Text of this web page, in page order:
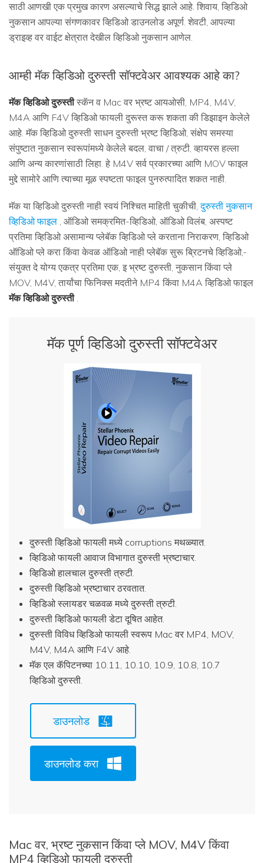
साठी आणखी एक प्रमुख कारण असल्याचे सिद्ध झाले आहे. शिवाय, व्हिडिओ
नुकसान आपल्या संगणकावर व्हिडिओ डाउनलोड अपूर्ण. शेवटी, आपल्या
ड्राइव्ह वर वाईट क्षेत्रात देखील व्हिडिओ नुकसान आणेल.
आम्ही मॅक व्हिडिओ दुरुस्ती सॉफ्टवेअर आवश्यक आहे का?
मॅक व्हिडिओ दुरुस्तीस्कॅन व Mac वर भ्रष्ट आयओसी, MP4, M4V,
M4A आणि F4V व्हिडिओ फायली दुरूस्त करू शकता की डिझाइन केलेले
आहे. मॅक व्हिडिओ दुरुस्ती साधन दुरुस्ती भ्रष्ट व्हिडिओ, संक्षेप समस्या
संपुष्टात नुकसान स्वरूपांमध्ये केलेले बदल, वाचा / त्रुटी, व्हायरस हल्ला
आणि अन्य कारणांसाठी लिहा. हे M4V सर्व प्रकारच्या आणि MOV फाइल
मुद्दे सामोरे आणि त्याच्या मूळ स्पष्टता फाइल पुनरुत्पादित शकत नाही.
मॅक या व्हिडिओ दुरुस्ती नाही स्वयं निश्चित माहिती चुकीची,दुरुस्ती नुकसान
व्हिडिओ फाइल , ऑडिओ समक्रमित-व्हिडिओ, ऑडिओ विलंब, अस्पष्ट
प्रतिमा व्हिडिओ असामान्य प्लेबॅक व्हिडिओ प्ले करताना निराकरण, व्हिडिओ
ऑडिओ प्ले करा किंवा केवळ ऑडिओ नाही प्लेबॅक सुरू ब्रिटनचे व्हिडिओ,-
संयुक्त दे योग्य एकत्र प्रतिमा एक, इ भ्रष्ट दुरुस्ती, नुकसान किंवा प्ले
MOV, M4V, तार्यांचा फिनिक्स मदतीने MP4 किंवा M4A व्हिडिओ फाइल
मॅक व्हिडिओ दुरुस्ती.
मॅक पूर्ण व्हिडिओ दुरुस्ती सॉफ्टवेअर
दुरुस्ती व्हिडिओ फायली मध्ये corruptions मथळ्यात.
व्हिडिओ फायली आवाज विभागात दुरुस्ती भ्रष्टाचार.
व्हिडिओ हालचाल दुरुस्ती त्रुटी.
दुरुस्ती व्हिडिओ भ्रष्टाचार ठरवतात.
व्हिडिओ स्लायडर चळवळ मध्ये दुरुस्ती त्रुटी.
दुरुस्ती व्हिडिओ फायली डेटा दूषित आहेत.
दुरुस्ती विविध व्हिडिओ फायली स्वरूप Mac वर MP4, MOV,
M4V, M4A आणि F4V आहे.
मॅक एल कॅपिटनच्या 10.11, 10.10, 10.9, 10.8, 10.7
व्हिडिओ दुरुस्ती.
डाउनलोड
डाउनलोड करा
Mac वर, भ्रष्ट नुकसान किंवा प्ले MOV, M4V किंवा
MP4 व्हिडिओ फायली दुरुस्ती